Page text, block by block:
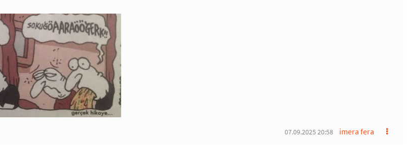
imera fera
07.09.2025 20:58